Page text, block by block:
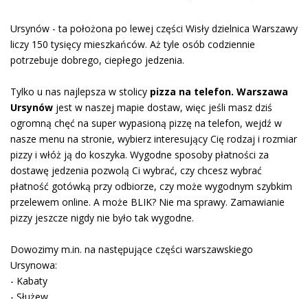
Ursynów - ta położona po lewej części Wisły dzielnica Warszawy
liczy 150 tysięcy mieszkańców. Aż tyle osób codziennie
potrzebuje dobrego, ciepłego jedzenia.
Tylko u nas najlepsza w stolicy pizza na telefon. Warszawa
Ursynów jest w naszej mapie dostaw, więc jeśli masz dziś
ogromną chęć na super wypasioną pizzę na telefon, wejdź w
nasze menu na stronie, wybierz interesujący Cię rodzaj i rozmiar
pizzy i włóż ją do koszyka. Wygodne sposoby płatności za
dostawę jedzenia pozwolą Ci wybrać, czy chcesz wybrać
płatność gotówką przy odbiorze, czy może wygodnym szybkim
przelewem online. A może BLIK? Nie ma sprawy. Zamawianie
pizzy jeszcze nigdy nie było tak wygodne.
Dowozimy m.in. na następujące części warszawskiego
Ursynowa:
- Kabaty